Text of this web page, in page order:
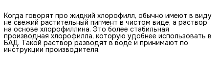
Когда говорят про жидкий хлорофилл, обычно имеют в виду
не свежий растительный пигмент в чистом виде, а раствор
на основе хлорофиллина. Это более стабильная
производная хлорофилла, которую удобнее использовать в
БАД. Такой раствор разводят в воде и принимают по
инструкции производителя.